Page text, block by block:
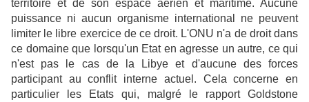
territoire et de son espace aérien et maritime. Aucune
puissance ni aucun organisme international ne peuvent
limiter le libre exercice de ce droit. L'ONU n'a de droit dans
ce domaine que lorsqu'un Etat en agresse un autre, ce qui
n'est pas le cas de la Libye et d'aucune des forces
participant au conflit interne actuel. Cela concerne en
particulier les Etats qui, malgré le rapport Goldstone